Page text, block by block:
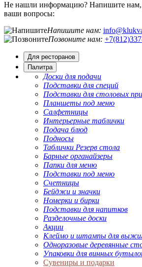
Не нашли информацию? Напишите нам,
ваши вопросы:
Напишите нам:
Позвоните нам:
Для ресторанов
Палитра
Доски для подачи
Подставки для специй
Подставки для столовых
Планшеты под меню
Салфетницы
Интерьерные таблички
Подача блюд
Подносы
Таблички Резерв стола
Барные органайзеры
Папки для меню
Подставки под меню
Счетницы
Бейджи и значки
Номерки и бирки
Подставки для напитков
Разделочные доски
Акции
Клеймо и штампы для
Одноразовые деревянные
Упаковки для винных
Сувениры и подарки